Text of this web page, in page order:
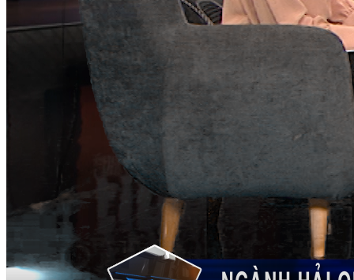
19:45 ngày 22/09/2024
Khách mời:
Ông Đào Duy Tám- Phó Cục trưởng Cục Giám sát quản lý về Hải
quan – Tổng Cục Hải quan
Ông Bùi Trung Kiên- Phó Chủ tịch Hiệp Hội Thương mại Điện tử